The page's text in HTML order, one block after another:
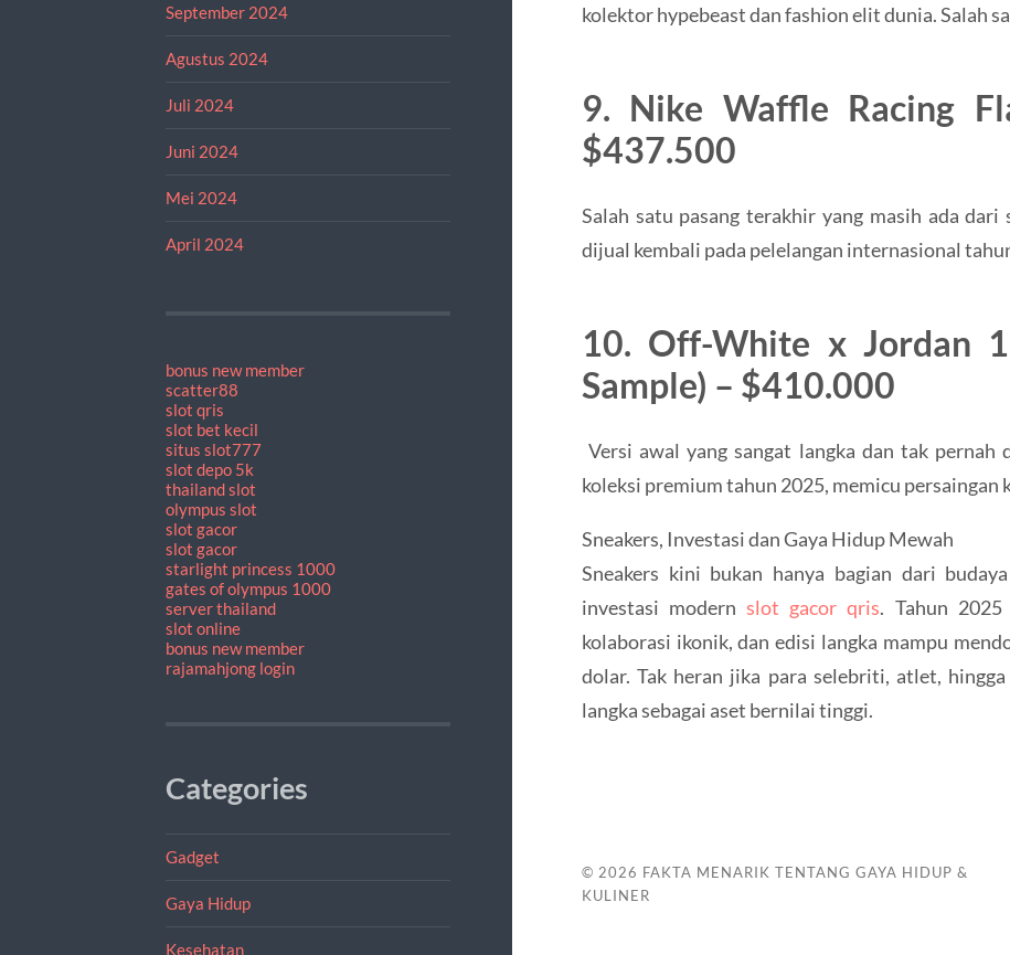
September 2024
Agustus 2024
Juli 2024
Juni 2024
Mei 2024
April 2024
bonus new member
scatter88
slot qris
slot bet kecil
situs slot777
slot depo 5k
thailand slot
olympus slot
slot gacor
slot gacor
starlight princess 1000
gates of olympus 1000
server thailand
slot online
bonus new member
rajamahjong login
Categories
Gadget
Gaya Hidup
Kesehatan
kolektor hypebeast dan fashion elit dunia. Salah
9. Nike Waffle Racing
$437.500
Salah satu pasang terakhir yang masih ada
dijual kembali pada pelelangan internasional
10. Off-White x Jordan
Sample) – $410.000
Versi awal yang sangat langka dan tak
koleksi premium tahun 2025, memicu persaingan
Sneakers, Investasi dan Gaya Hidup Mewah
Sneakers kini bukan hanya bagian dari
investasi modernslot gacor qris. Tahun 2025
kolaborasi ikonik, dan edisi langka mampu
dolar. Tak heran jika para selebriti, atlet,
langka sebagai aset bernilai tinggi.
© 2026 FAKTA MENARIK TENTANG GAYA HIDUP &
KULINER